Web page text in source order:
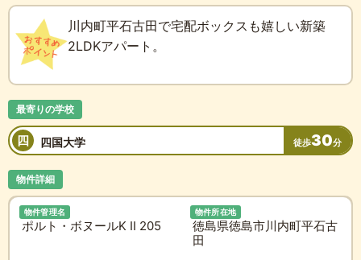
川内町平石古田で宅配ボックスも嬉しい新築
2LDKアパート。
最寄りの学校
四 四国大学 徒歩30分
物件詳細
物件管理名
ポルト・ボヌールK II 205
物件所在地
徳島県徳島市川内町平石古
田